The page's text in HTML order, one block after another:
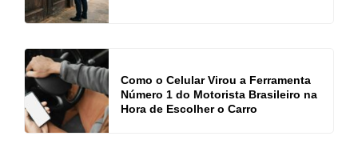
Como o Celular Virou a Ferramenta
Número 1 do Motorista Brasileiro na
Hora de Escolher o Carro